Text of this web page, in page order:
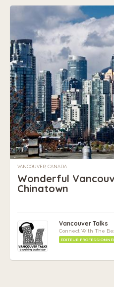
VANCOUVER, CANADA
Wonderful
Chinatown
Vancouver Talks
Connect With The
EDITEUR PROFESSIONNEL